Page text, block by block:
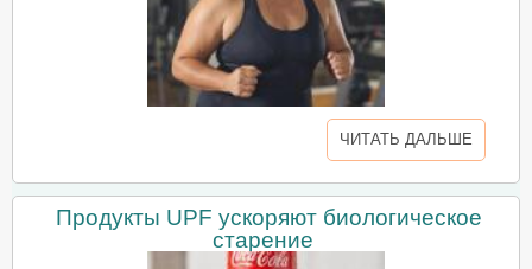
ЧИТАТЬ ДАЛЬШЕ
Продукты UPF ускоряют биологическое
старение